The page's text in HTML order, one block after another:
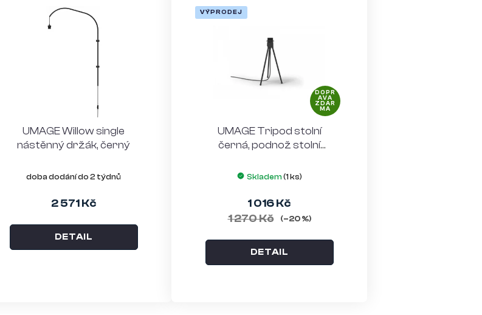
UMAGE Willow single
nástěnný držák, černý
doba dodání do 2 týdnů
2 571 Kč
DETAIL
VÝPRODEJ
DOPR
AVA
ZDAR
MA
UMAGE Tripod stolní
černá, podnož stolní
Skladem (1 ks)
1 016 Kč
1 270 Kč
(–20 %)
DETAIL